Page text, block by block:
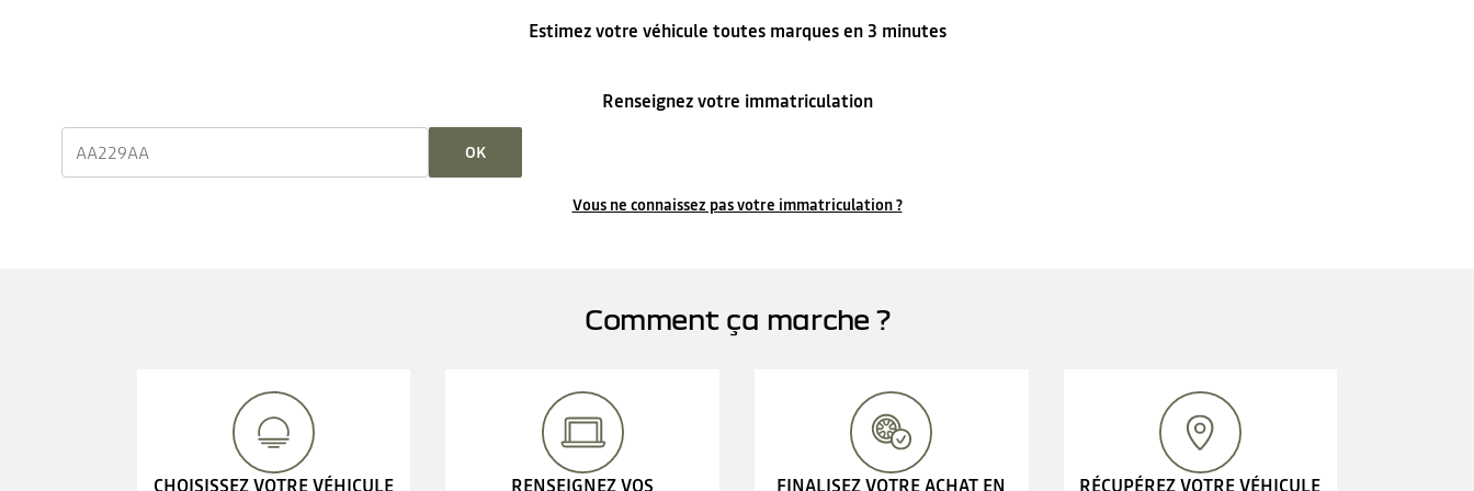
Estimez votre véhicule toutes marques en 3 minutes
Renseignez votre immatriculation
OK
Vous ne connaissez pas votre immatriculation ?
Comment ça marche ?
CHOISISSEZ VOTRE VÉHICULE RENSEIGNEZ VOS FINALISEZ VOTRE ACHAT EN RÉCUPÉREZ VOTRE VÉHICULE